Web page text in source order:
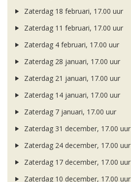
Zaterdag 18 februari, 17.00 uur
Zaterdag 11 februari, 17.00 uur
Zaterdag 4 februari, 17.00 uur
Zaterdag 28 januari, 17.00 uur
Zaterdag 21 januari, 17.00 uur
Zaterdag 14 januari, 17.00 uur
Zaterdag 7 januari, 17.00 uur
Zaterdag 31 december, 17.00 uur
Zaterdag 24 december, 17.00 uur
Zaterdag 17 december, 17.00 uur
Zaterdag 10 december, 17.00 uur